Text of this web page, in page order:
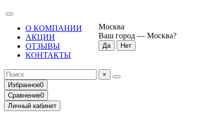
О КОМПАНИИ
АКЦИИ
ОТЗЫВЫ
КОНТАКТЫ
Москва
Ваш город — Москва?
×
Избранное0
Сравнение0
Личный кабинет